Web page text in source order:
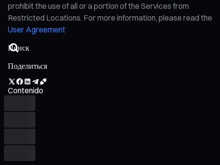
prohibit the use of all or a portion of the Services from
Restricted Locations. For more information, please read the
User Agreement
Поделиться
Contenido